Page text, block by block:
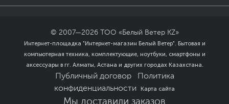
© 2007—2026
ТОО «Белый Ветер KZ»
Интернет-площадка "Интернет-магазин Белый Ветер". Бытовая и
компьютерная техника, комплектующие, ноутбуки, смартфоны и
аксессуары в гг. Алматы, Астана и других городах Казахстана.
Публичный договор
Политика
конфиденциальности
Карта сайта
Мы доставили заказов